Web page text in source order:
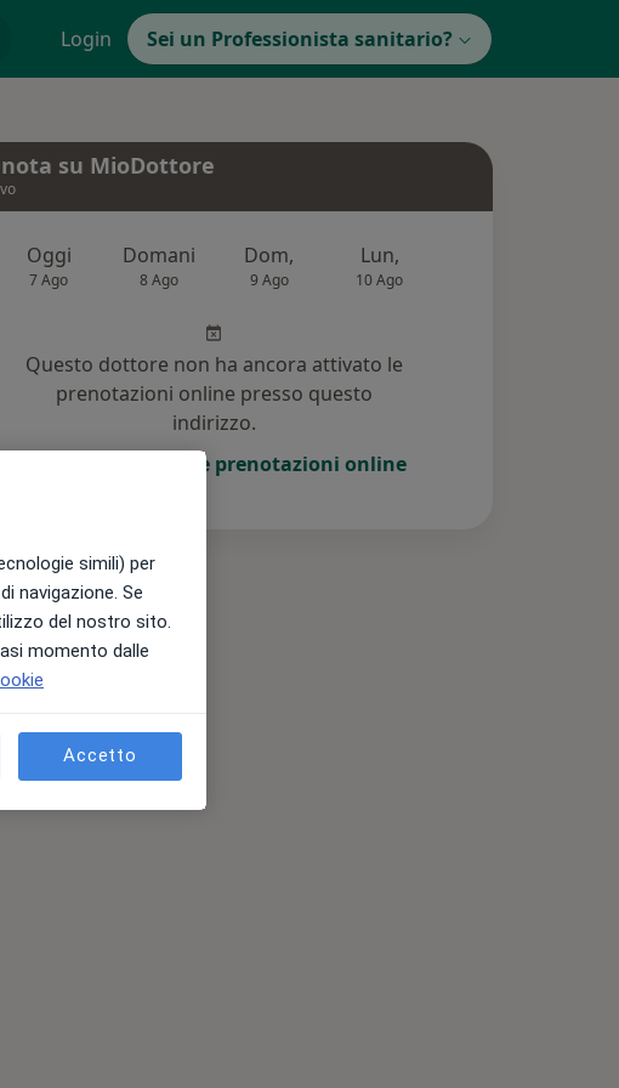
Login Sei un Professionista sanitario?
su MioDottore
Oggi
7 Ago
Domani
8 Ago
Dom,
9 Ago
Lun,
10 Ago
Questo dottore non ha ancora attivato le
prenotazioni online presso questo
indirizzo.
Chiedi di attivare le prenotazioni online
simili) per
navigazione. Se
del nostro sito.
momento dalle
Accetto